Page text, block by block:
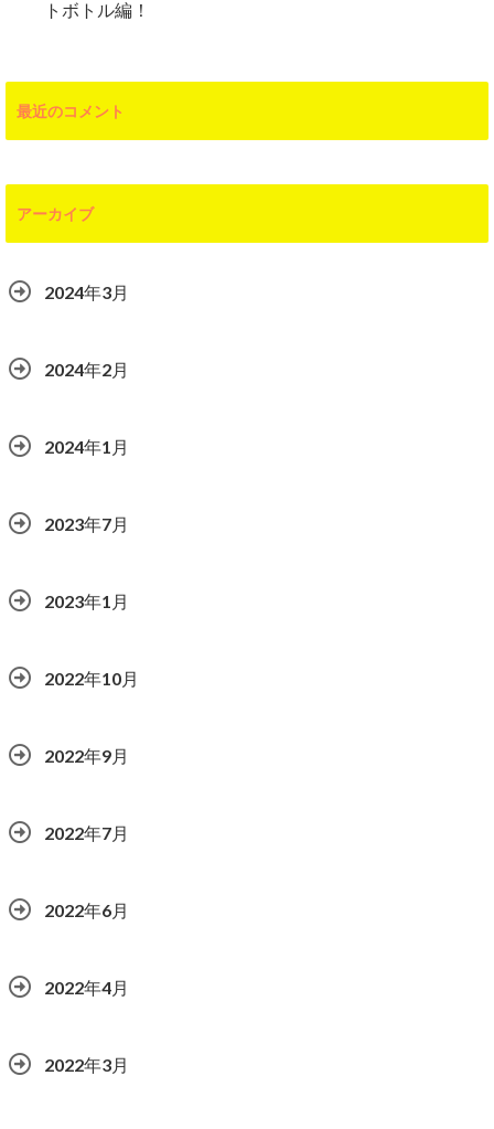
トボトル編！
最近のコメント
アーカイブ
2024年3月
2024年2月
2024年1月
2023年7月
2023年1月
2022年10月
2022年9月
2022年7月
2022年6月
2022年4月
2022年3月